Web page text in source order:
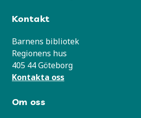
Kontakt
Barnens bibliotek
Regionens hus
405 44 Göteborg
Kontakta oss
Om oss